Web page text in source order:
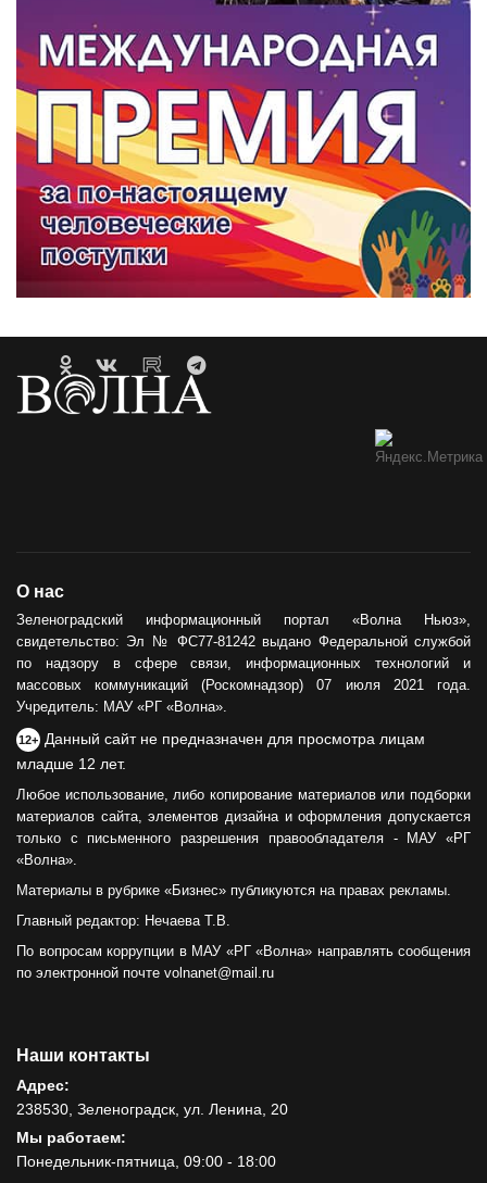
О нас
Зеленоградский информационный портал «Волна Ньюз»,
свидетельство: Эл № ФС77-81242 выдано Федеральной службой
по надзору в сфере связи, информационных технологий и
массовых коммуникаций (Роскомнадзор) 07 июля 2021 года.
Учредитель: МАУ «РГ «Волна».
12+ Данный сайт не предназначен для просмотра лицам
младше 12 лет.
Любое использование, либо копирование материалов или подборки
материалов сайта, элементов дизайна и оформления допускается
только с письменного разрешения правообладателя - МАУ «РГ
«Волна».
Материалы в рубрике «Бизнес» публикуются на правах рекламы.
Главный редактор: Нечаева Т.В.
По вопросам коррупции в МАУ «РГ «Волна» направлять сообщения
по электронной почте volnanet@mail.ru
Наши контакты
Адрес:
238530, Зеленоградск, ул. Ленина, 20
Мы работаем:
Понедельник-пятница, 09:00 - 18:00